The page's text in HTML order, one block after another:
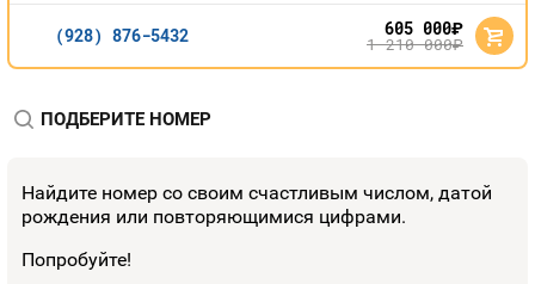
(928) 876-5432 605 000руб.
1 210 000руб.
ПОДБЕРИТЕ НОМЕР
Найдите номер со своим счастливым числом, датой
рождения или повторяющимися цифрами.
Попробуйте!